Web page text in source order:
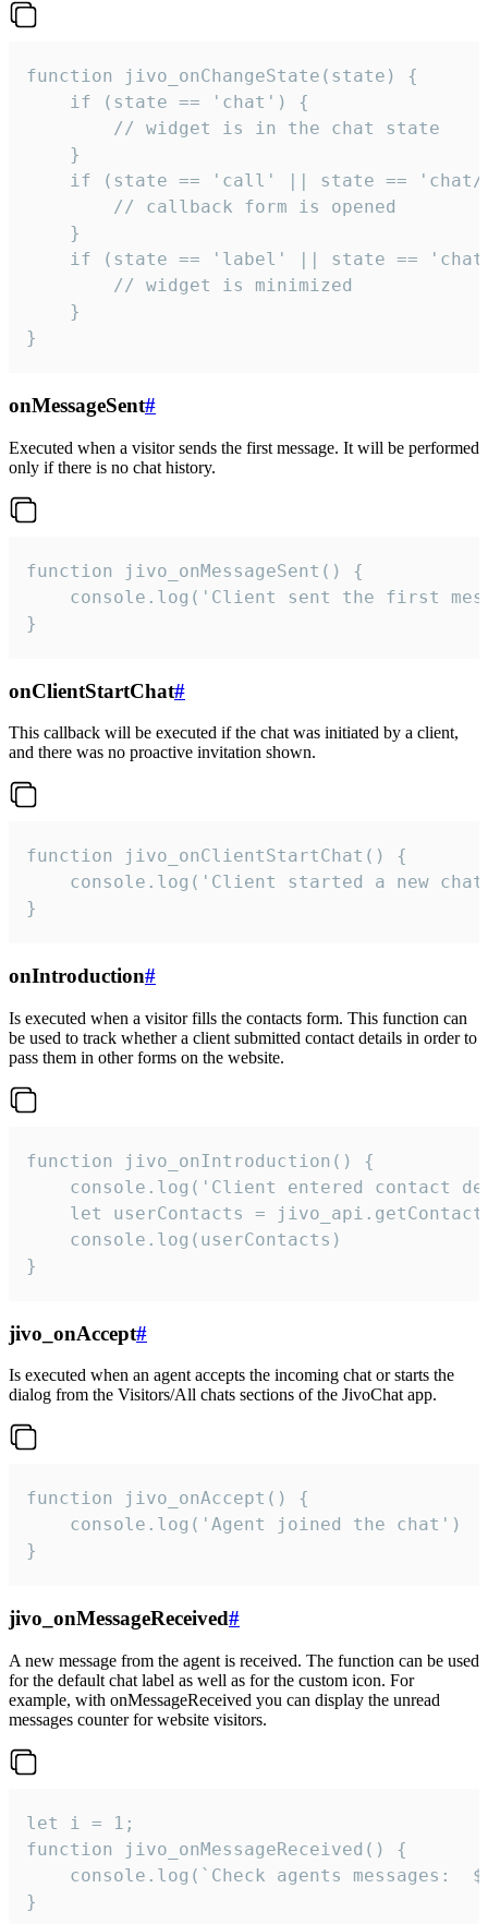
function jivo_onChangeState(state) {
    if (state == 'chat') {
        // widget is in the chat state
    }
if (state == 'call' || state ==
        // callback form is opened
    }
if (state == 'label' || state ==
        // widget is minimized
    }
}
onMessageSent#
Executed when a visitor sends the first message. It will be performed
only if there is no chat history.
function jivo_onMessageSent() {
console.log('Client sent the first
}
onClientStartChat#
This callback will be executed if the chat was initiated by a client,
and there was no proactive invitation shown.
function jivo_onClientStartChat() {
console.log('Client started a new
}
onIntroduction#
Is executed when a visitor fills the contacts form. This function can
be used to track whether a client submitted contact details in order to
pass them in other forms on the website.
function jivo_onIntroduction() {
console.log('Client entered contact
let userContacts =
    console.log(userContacts)
}
jivo_onAccept#
Is executed when an agent accepts the incoming chat or starts the
dialog from the Visitors/All chats sections of the JivoChat app.
function jivo_onAccept() {
}
jivo_onMessageReceived#
A new message from the agent is received. The function can be used
for the default chat label as well as for the custom icon. For
example, with onMessageReceived you can display the unread
messages counter for website visitors.
let i = 1;
function jivo_onMessageReceived() {
}